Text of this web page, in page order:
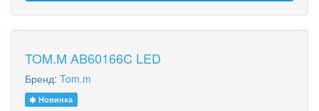
TOM.M AB60166C LED
Бренд: Tom.m
Новинка